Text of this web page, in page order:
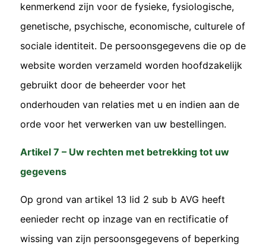
kenmerkend zijn voor de fysieke, fysiologische,
genetische, psychische, economische, culturele of
sociale identiteit. De persoonsgegevens die op de
website worden verzameld worden hoofdzakelijk
gebruikt door de beheerder voor het
onderhouden van relaties met u en indien aan de
orde voor het verwerken van uw bestellingen.
Artikel 7 – Uw rechten met betrekking tot uw
gegevens
Op grond van artikel 13 lid 2 sub b AVG heeft
eenieder recht op inzage van en rectificatie of
wissing van zijn persoonsgegevens of beperking